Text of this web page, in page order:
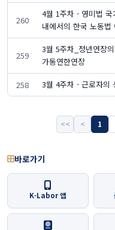
260
4월 1주차 - 영미법
내에서의 한국 노동법
259
3월 5주차_정년연장
가동연한연장
258 3월 4주차 - 근로자의
<< < 1
바로가기
K-Labor 앱